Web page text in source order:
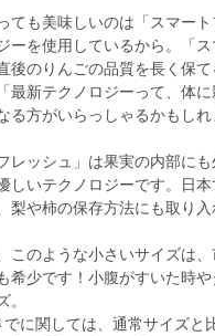
ても美味しいのは「スマー
ーを使用しているから。「
後のりんごの品質を長く保
最新テクノロジーって、体
る方がいらっしゃるかもし
レッシュ」は果実の内部に
しいテクノロジーです。日
梨や柿の保存方法にも取り入
このような小さいサイズは
希少です！小腹がすいた時
。
に関しては、通常サイズと